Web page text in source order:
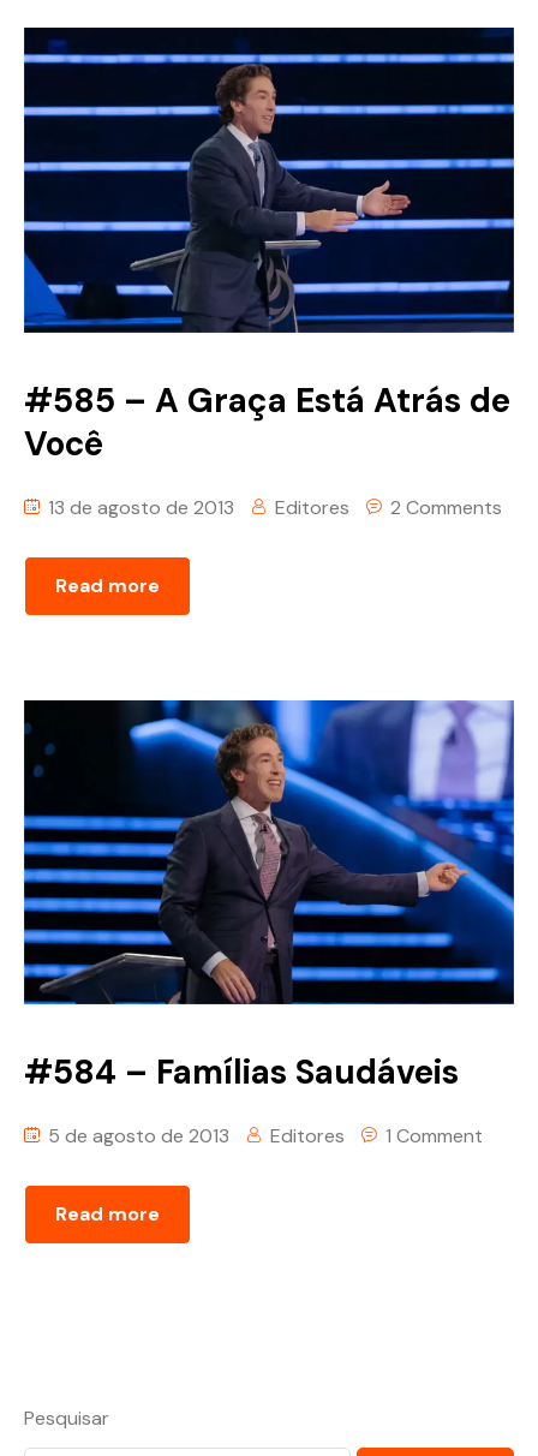
#585 – A Graça Está Atrás de
Você
13 de agosto de 2013 Editores 2 Comments
Read more
#584 – Famílias Saudáveis
5 de agosto de 2013 Editores 1 Comment
Read more
Pesquisar